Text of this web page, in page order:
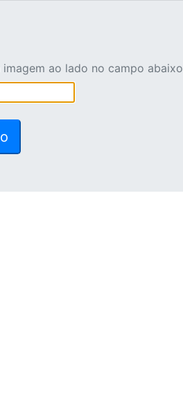
ao lado no campo abaixo